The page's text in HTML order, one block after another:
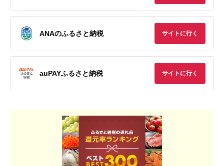
ANAのふるさと納税 サイトに行く
auPAYふるさと納税 サイトに行く